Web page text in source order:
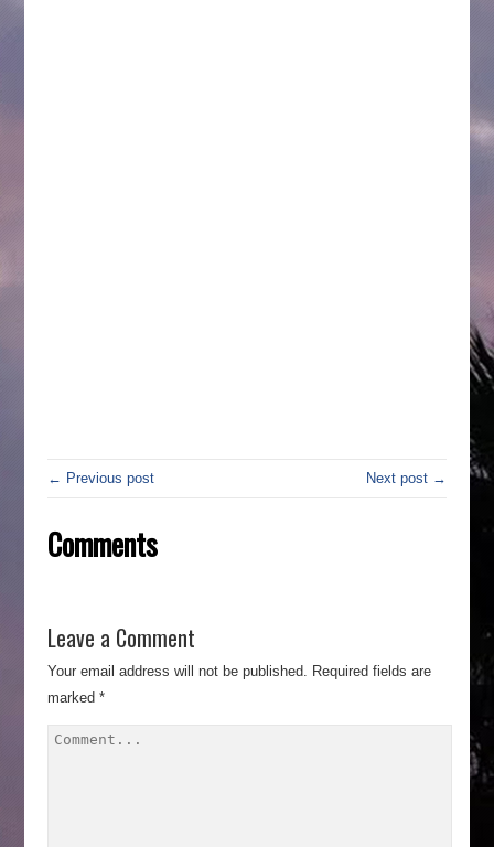
← Previous post Next post →
Comments
Leave a Comment
Your email address will not be published. Required fields are
marked *